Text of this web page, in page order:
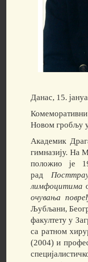
Данас, 15.
Новом гробљу
Академик
гимназију. На
положио је
рад
лимфоцитима
очувања
Љубљани,
факултету у
са ратном
(2004) и